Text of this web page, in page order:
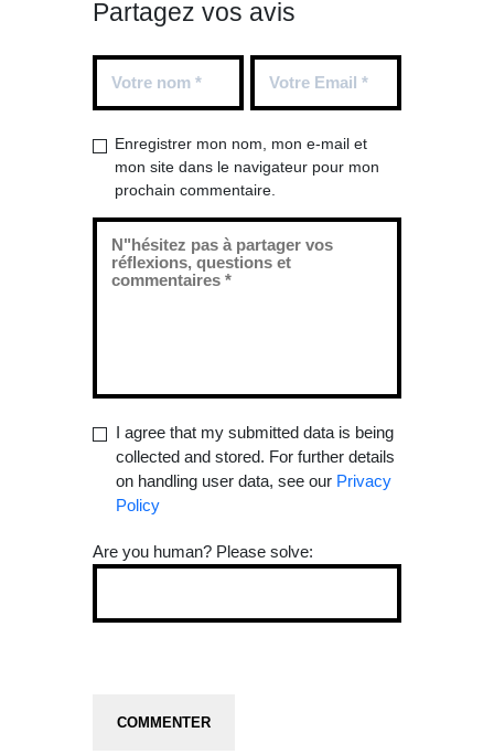
Partagez vos avis
Enregistrer mon nom, mon e-mail et
mon site dans le navigateur pour mon
prochain commentaire.
I agree that my submitted data is being
collected and stored. For further details
on handling user data, see our Privacy
Policy
Are you human? Please solve: